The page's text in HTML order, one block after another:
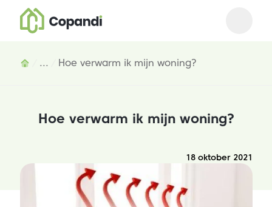
... Hoe verwarm ik mijn woning?
Hoe verwarm ik mijn woning?
18 oktober 2021